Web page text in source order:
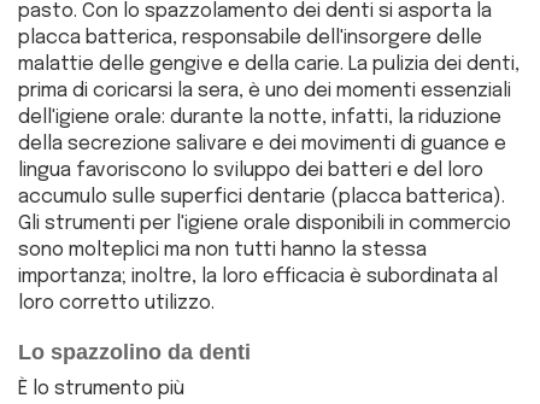
pasto. Con lo spazzolamento dei denti si asporta la
placca batterica, responsabile dell'insorgere delle
malattie delle gengive e della carie. La pulizia dei denti,
prima di coricarsi la sera, è uno dei momenti essenziali
dell'igiene orale: durante la notte, infatti, la riduzione
della secrezione salivare e dei movimenti di guance e
lingua favoriscono lo sviluppo dei batteri e del loro
accumulo sulle superfici dentarie (placca batterica).
Gli strumenti per l'igiene orale disponibili in commercio
sono molteplici ma non tutti hanno la stessa
importanza; inoltre, la loro efficacia è subordinata al
loro corretto utilizzo.
Lo spazzolino da denti
È lo strumento più